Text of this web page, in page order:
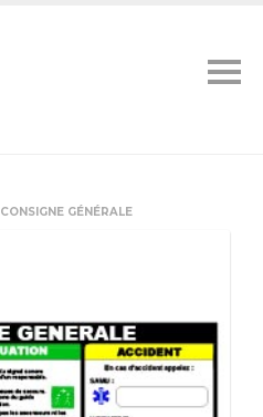
CONSIGNE GÉNÉRALE